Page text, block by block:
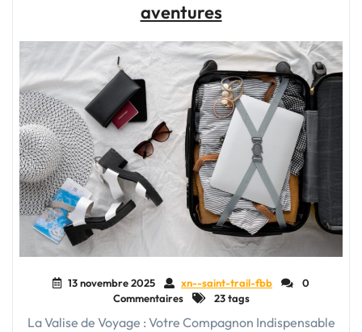
aventures
13 novembre 2025 xn--saint-trail-fbb
0
Commentaires
23 tags
La Valise de Voyage : Votre Compagnon Indispensable